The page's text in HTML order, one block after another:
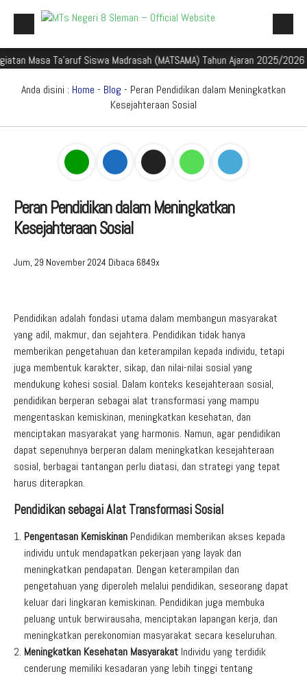
Beranda
Profil Madrasah
Aplikasi Madrasah
PMBM
Perpustakaan Madyadesta
Siswa Madrasah (MATSAMA) Tahun Ajaran 2025/2026
Anda disini : Home - Blog - Peran Pendidikan dalam Meningkatkan
Kesejahteraan Sosial
Peran Pendidikan dalam Meningkatkan
Kesejahteraan Sosial
Jum, 29 November 2024 Dibaca 6849x
Pendidikan adalah fondasi utama dalam membangun masyarakat
yang adil, makmur, dan sejahtera. Pendidikan tidak hanya
memberikan pengetahuan dan keterampilan kepada individu, tetapi
juga membentuk karakter, sikap, dan nilai-nilai sosial yang
mendukung kohesi sosial. Dalam konteks kesejahteraan sosial,
pendidikan berperan sebagai alat transformasi yang mampu
mengentaskan kemiskinan, meningkatkan kesehatan, dan
menciptakan masyarakat yang harmonis. Namun, agar pendidikan
dapat sepenuhnya berperan dalam meningkatkan kesejahteraan
sosial, berbagai tantangan perlu diatasi, dan strategi yang tepat
harus diterapkan.
Pendidikan sebagai Alat Transformasi Sosial
Pengentasan Kemiskinan Pendidikan memberikan akses kepada
individu untuk mendapatkan pekerjaan yang layak dan
meningkatkan pendapatan. Dengan keterampilan dan
pengetahuan yang diperoleh melalui pendidikan, seseorang dapat
keluar dari lingkaran kemiskinan. Pendidikan juga membuka
peluang untuk berwirausaha, menciptakan lapangan kerja, dan
meningkatkan perekonomian masyarakat secara keseluruhan.
Meningkatkan Kesehatan Masyarakat Individu yang terdidik
cenderung memiliki kesadaran yang lebih tinggi tentang